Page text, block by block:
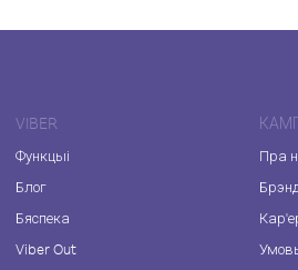
VIBER
Функцыі
Блог
Бяспека
Viber Out
Пра